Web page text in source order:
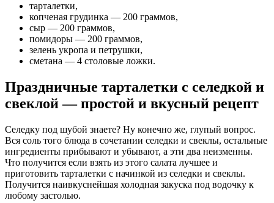
тарталетки,
копченая грудинка — 200 граммов,
сыр — 200 граммов,
помидоры — 200 граммов,
зелень укропа и петрушки,
сметана — 4 столовые ложки.
Праздничные тарталетки с селедкой и
свеклой — простой и вкусный рецепт
Селедку под шубой знаете? Ну конечно же, глупый вопрос.
Вся соль того блюда в сочетании селедки и свеклы, остальные
ингредиенты прибывают и убывают, а эти два неизменны.
Что получится если взять из этого салата лучшее и
приготовить тарталетки с начинкой из селедки и свеклы.
Получится наивкуснейшая холодная закуска под водочку к
любому застолью.